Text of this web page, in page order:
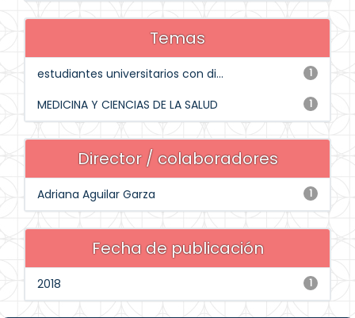
Temas
1
estudiantes universitarios con di...
1
MEDICINA Y CIENCIAS DE LA SALUD
Director / colaboradores
1
Adriana Aguilar Garza
Fecha de publicación
1
2018